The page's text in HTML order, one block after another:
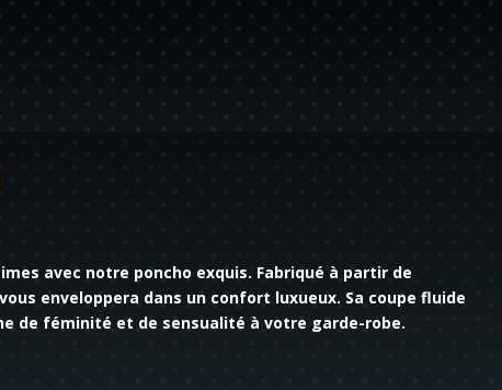
avec notre poncho exquis. Fabriqué à partir de
enveloppera dans un confort luxueux. Sa coupe fluide
de féminité et de sensualité à votre garde-robe.